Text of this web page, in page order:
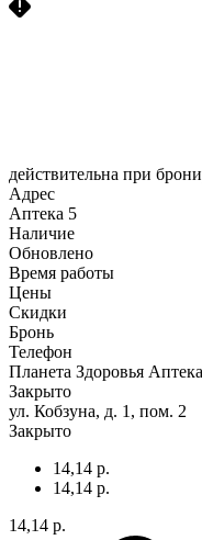
действительна при
Адрес
Аптека 5
Наличие
Обновлено
Время работы
Цены
Скидки
Бронь
Телефон
Планета Здоровья
Закрыто
ул. Кобзуна, д. 1, пом. 2
Закрыто
14,14 р.
14,14 р.
14,14 р.